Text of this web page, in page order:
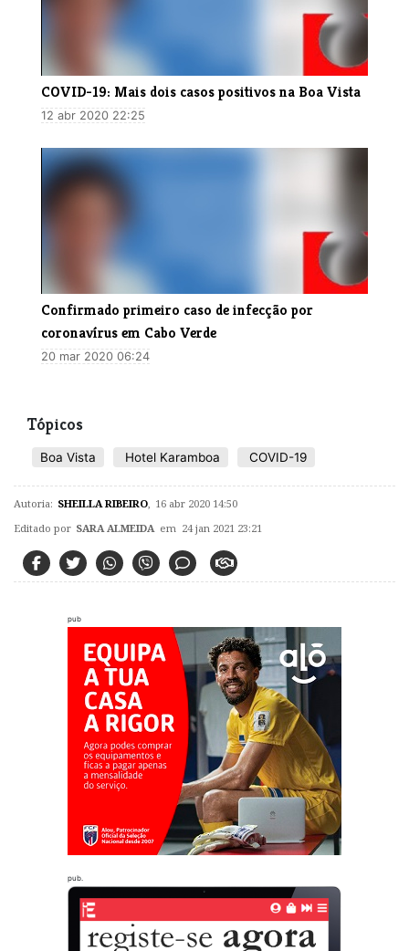
COVID-19: Mais dois casos positivos na Boa Vista
12 abr 2020 22:25
Confirmado primeiro caso de infecção por
coronavírus em Cabo Verde
20 mar 2020 06:24
Tópicos
Boa Vista Hotel Karamboa COVID-19
Autoria: SHEILLA RIBEIRO 16 abr 2020 14:50
Editado por SARA ALMEIDA em 24 jan 2021 23:21
pub
pub.